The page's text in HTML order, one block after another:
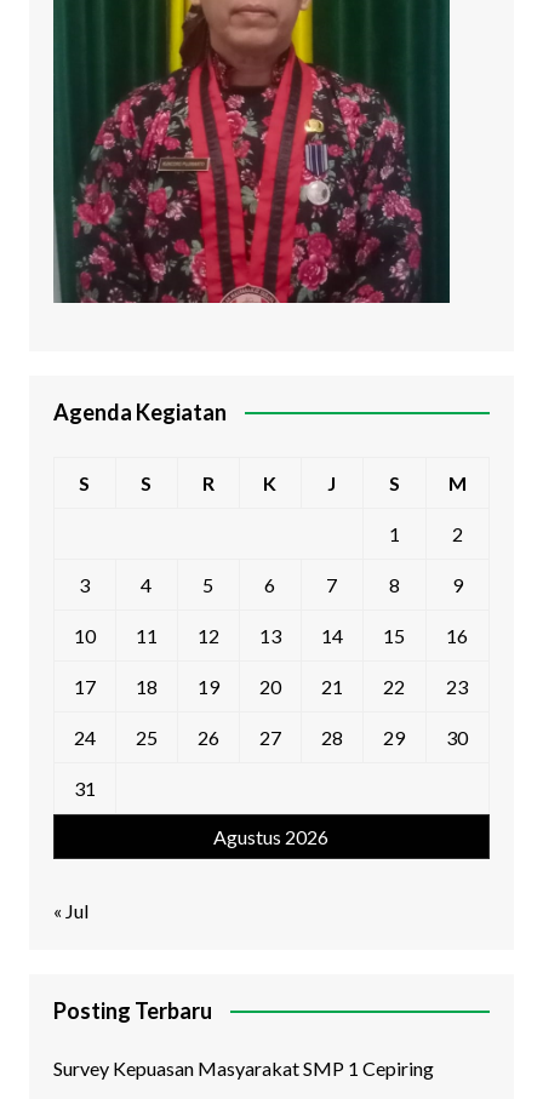
Agenda Kegiatan
Agustus 2026
S S R K J S M
1 2
3 4 5 6 7 8 9
10 11 12 13 14 15 16
17 18 19 20 21 22 23
24 25 26 27 28 29 30
31
« Jul
Posting Terbaru
Survey Kepuasan Masyarakat SMP 1 Cepiring